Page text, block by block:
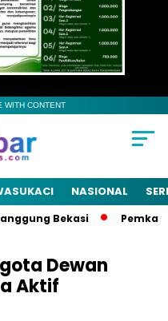
WITH CONTENT
NASIONAL
Bekasi Pemkab
Dewan
Aktif